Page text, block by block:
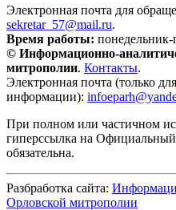
Электронная почта для
sekretar_57@mail.ru.
Время работы: понедельник-
© Информационно-
митрополии. Контакты.
Электронная почта (только
информации):
При полном или частичном
гиперссылка на
обязательна.
Разбработка сайта:
Орловской митрополии